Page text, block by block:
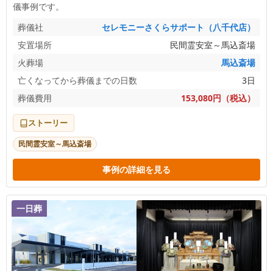
儀事例です。
葬儀社
セレモニーさくらサポート（八千代店）
安置場所
民間霊安室～馬込斎場
火葬場
馬込斎場
亡くなってから葬儀までの日数
3日
葬儀費用
153,080円（税込）
ストーリー
民間霊安室～馬込斎場
事例の詳細を見る
一日葬